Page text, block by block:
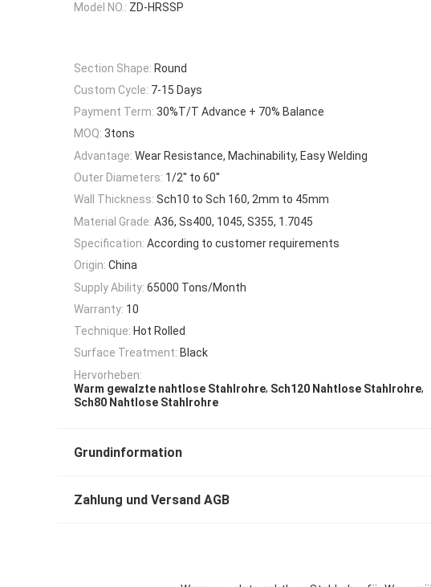
Model NO.: ZD-HRSSP
Section Shape: Round
Custom Cycle: 7-15 Days
Payment Term: 30%T/T Advance + 70% Balance
MOQ: 3tons
Advantage: Wear Resistance, Machinability, Easy Welding
Outer Diameters: 1/2′′ to 60′′
Wall Thickness: Sch10 to Sch 160, 2mm to 45mm
Material Grade: A36, Ss400, 1045, S355, 1.7045
Specification: According to customer requirements
Origin: China
Supply Ability: 65000 Tons/Month
Warranty: 10
Technique: Hot Rolled
Surface Treatment: Black
Hervorheben:
Warm gewalzte nahtlose Stahlrohre, Sch120 Nahtlose Stahlrohre,
Sch80 Nahtlose Stahlrohre
Grundinformation
Zahlung und Versand AGB